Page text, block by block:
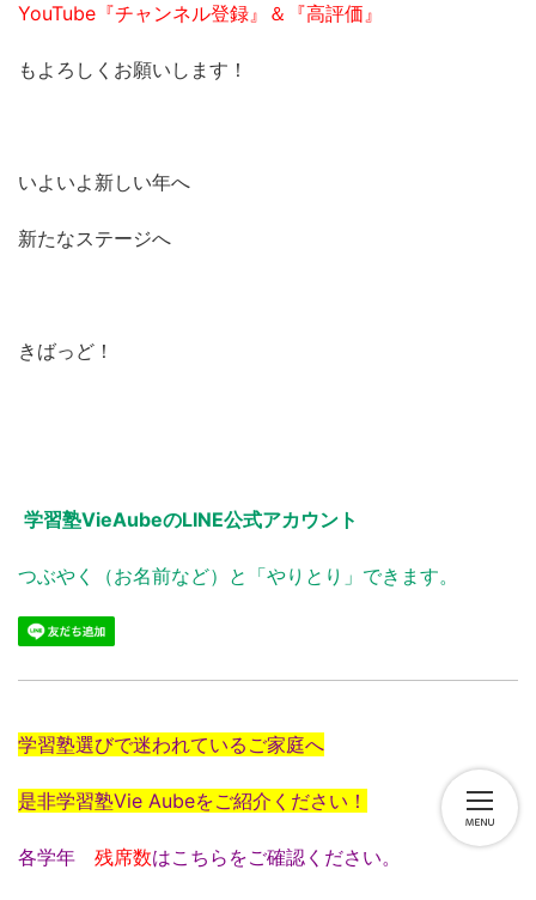
YouTube『チャンネル登録』＆『高評価』
もよろしくお願いします！
いよいよ新しい年へ
新たなステージへ
きばっど！
学習塾VieAubeのLINE公式アカウント
つぶやく（お名前など）と「やりとり」できます。
学習塾選びで迷われているご家庭へ
是非学習塾Vie Aubeをご紹介ください！
各学年 残席数はこちらをご確認ください。